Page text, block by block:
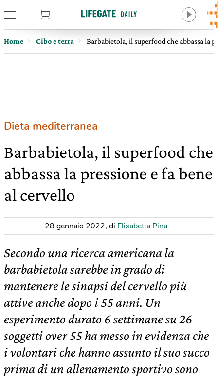
Home Cibo e terra Barbabietola, il superfood che abbassa la
Dieta mediterranea
Barbabietola, il superfood che
abbassa la pressione e fa bene
al cervello
28 gennaio 2022, di Elisabetta Pina
Secondo una ricerca americana la
barbabietola sarebbe in grado di
mantenere le sinapsi del cervello più
attive anche dopo i 55 anni. Un
esperimento durato 6 settimane su 26
soggetti over 55 ha messo in evidenza che
i volontari che hanno assunto il suo succo
prima di un allenamento sportivo sono